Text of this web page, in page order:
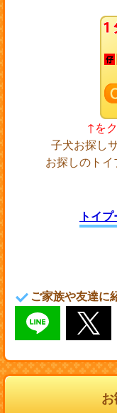
↑を
子犬お探し
お探しのトイ
トイ
ご家族や友達に